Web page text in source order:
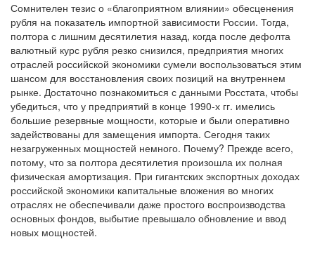
Сомнителен тезис о «благоприятном влиянии» обесценения
рубля на показатель импортной зависимости России. Тогда,
полтора с лишним десятилетия назад, когда после дефолта
валютный курс рубля резко снизился, предприятия многих
отраслей российской экономики сумели воспользоваться этим
шансом для восстановления своих позиций на внутреннем
рынке. Достаточно познакомиться с данными Росстата, чтобы
убедиться, что у предприятий в конце 1990-х гг. имелись
большие резервные мощности, которые и были оперативно
задействованы для замещения импорта. Сегодня таких
незагруженных мощностей немного. Почему? Прежде всего,
потому, что за полтора десятилетия произошла их полная
физическая амортизация. При гигантских экспортных доходах
российской экономики капитальные вложения во многих
отраслях не обеспечивали даже простого воспроизводства
основных фондов, выбытие превышало обновление и ввод
новых мощностей.